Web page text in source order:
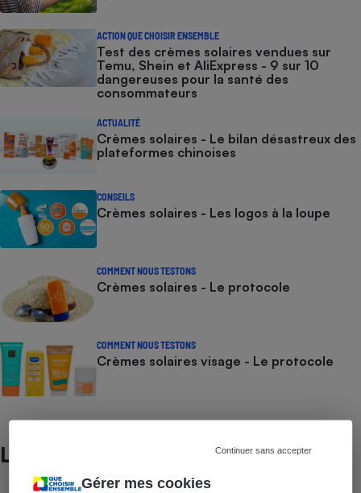
Gérer mes cookies
Continuer sans accepter
ACTION QUE CHOISIR ENSEMBLE
Test des crèmes solaires vendues sur
Temu, Shein et AliExpress - 9 sur 10
dangereuses pour la santé des
consommateurs
ACTUALITÉ
Crèmes solaires - Le bilan désastreux des
plateformes chinoises
CONSEILS
Crèmes solaires - Les logos à la loupe
COMMENT NOUS TESTONS
Crèmes solaires - Le protocole
COMMENT NOUS TESTONS
Crèmes solaires visage - Le protocole
Lire aussi